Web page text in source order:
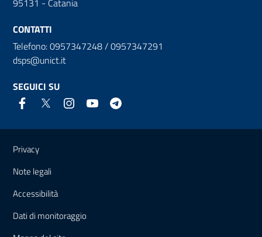
95131 - Catania
CONTATTI
Telefono: 0957347248 / 0957347291
dsps@unict.it
SEGUICI SU
Link e informazioni utili
Privacy
Note legali
Accessibilità
Dati di monitoraggio